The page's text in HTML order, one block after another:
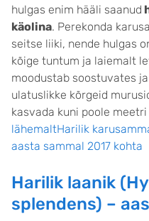
hulgas enim hääli saanud
käolina. Perekonda
seitse liiki, nende hulgas
kõige tuntum ja laiemalt
moodustab soostuvates
ulatuslikke kõrgeid
kasvada kuni poole
lähemaltHarilik
aasta sammal 2017 kohta
Harilik laanik
splendens) –